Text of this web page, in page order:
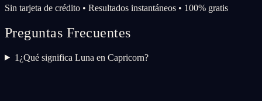
Sin tarjeta de crédito • Resultados instantáneos • 100% gratis
Preguntas Frecuentes
1 ¿Qué significa Luna en Capricorn?